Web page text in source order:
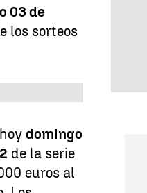
03 de
los sorteos
domingo
de la serie
euros al